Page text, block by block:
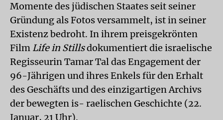
Momente des jüdischen Staates seit seiner
Gründung als Fotos versammelt, ist in seiner
Existenz bedroht. In ihrem preisgekrönten
Film Life in Stillsdokumentiert die israelische
Regisseurin Tamar Tal das Engagement der
96-Jährigen und ihres Enkels für den Erhalt
des Geschäfts und des einzigartigen Archivs
der bewegten is- raelischen Geschichte (22.
Januar, 21 Uhr).